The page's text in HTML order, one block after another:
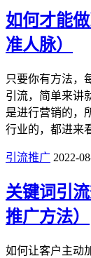
如何才能
准人脉）
只要你有方法，
引流，简单来讲
是进行营销的，
行业的，都进来
引流推广 2022-
关键词引
推广方法）
如何让客户主动